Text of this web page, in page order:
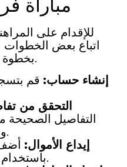
مباراة
للإقدام على
اتباع بعض الخطوات
بخطوة للمساعدة في بدء تجربتك.
إنشاء حساب: قم
التحقق من
التفاصيل الصحيحة
والمعلومات المصرفية.
إيداع الأموال:
باستخدام وسائل الدفع المتاحة.